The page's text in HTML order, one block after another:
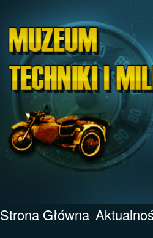
Strona Główna